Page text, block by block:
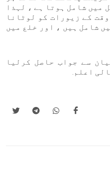
میں شامل ہوتا ہے ، لہذا
کے زیورات کو لوٹانا
شامل ہیں ، اور خلع میں
سے جواب حاصل کرلیا
اعلم.